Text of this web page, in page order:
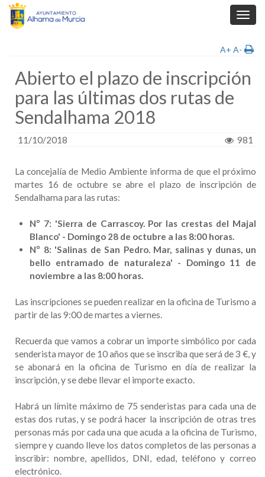
A+ A-
Abierto el plazo de inscripción
para las últimas dos rutas de
Sendalhama 2018
11/10/2018 981
La concejalía de Medio Ambiente informa de que el próximo
martes 16 de octubre se abre el plazo de inscripción de
Sendalhama para las rutas:
Nº 7: 'Sierra de Carrascoy. Por las crestas del Majal
Blanco' - Domingo 28 de octubre a las 8:00 horas.
Nº 8: 'Salinas de San Pedro. Mar, salinas y dunas, un
bello entramado de naturaleza' - Domingo 11 de
noviembre a las 8:00 horas.
Las inscripciones se pueden realizar en la oficina de Turismo a
partir de las 9:00 de martes a viernes.
Recuerda que vamos a cobrar un importe simbólico por cada
senderista mayor de 10 años que se inscriba que será de 3 €, y
se abonará en la oficina de Turismo en día de realizar la
inscripción, y se debe llevar el importe exacto.
Habrá un límite máximo de 75 senderistas para cada una de
estas dos rutas, y se podrá hacer la inscripción de otras tres
personas más por cada una que acuda a la oficina de Turismo,
siempre y cuando lleve los datos completos de las personas a
inscribir: nombre, apellidos, DNI, edad, teléfono y correo
electrónico.